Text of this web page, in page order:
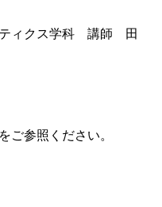
ィクス学科 講師 田
をご参照ください。